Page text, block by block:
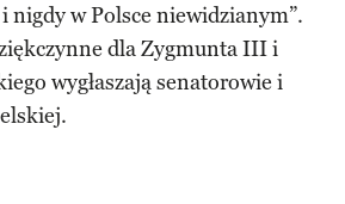
nigdy w Polsce niewidzianym”.
dla Zygmunta III i
wygłaszają senatorowie i